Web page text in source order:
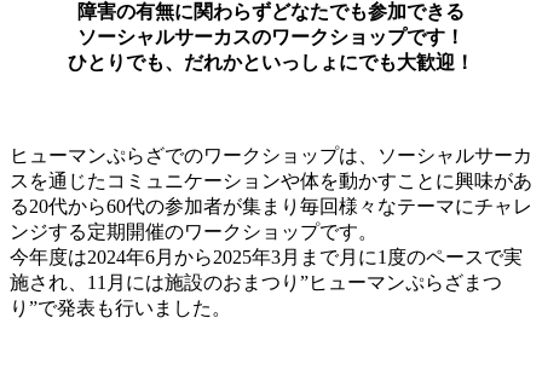
障害の有無に関わらずどなたでも参加できる
ソーシャルサーカスのワークショップです！
ひとりでも、だれかといっしょにでも大歓迎！
ヒューマンぷらざでのワークショップは、ソーシャルサーカ
スを通じたコミュニケーションや体を動かすことに興味があ
る20代から60代の参加者が集まり毎回様々なテーマにチャレ
ンジする定期開催のワークショップです。
今年度は2024年6月から2025年3月まで月に1度のペースで実
施され、11月には施設のおまつり”ヒューマンぷらざまつ
り”で発表も行いました。